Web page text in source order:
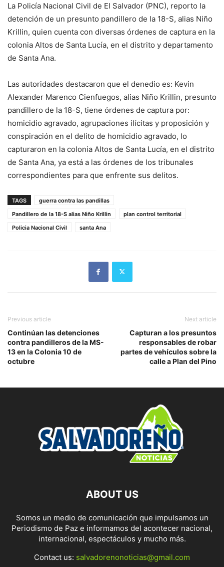
La Policía Nacional Civil de El Salvador (PNC), reporto la
detención de un presunto pandillero de la 18-S, alias Niño
Krillin, quien cuenta con diversas órdenes de captura en la
colonia Altos de Santa Lucía, en el distrito y departamento
de Santa Ana.
Las autoridades destacaron que el denedio es: Kevin
Alexander Marenco Cienfuegos, alias Niño Krillin, presunto
pandillero de la 18-S, tiene órdenes de captura por:
homicidio agravado, agrupaciones ilícitas y proposición y
conspiración en el delito de homicidio agravado, lo
capturaron en la colonia Altos de Santa Lucía, en el distrito
de Santa Ana, ya está a las órdenes de los tribunales
correspondientes para que enfrente sus delitos.
TAGS
guerra contra las pandillas
Pandillero de la 18-S alias Niño Krillin
plan control territorial
Policia Nacional Civil
santa Ana
Previous article
Continúan las detenciones
contra pandilleros de la MS-
13 en la Colonia 10 de
octubre
Next article
Capturan a los presuntos
responsables de robar
partes de vehículos sobre la
calle a Plan del Pino
ABOUT US
Somos un medio de comunicación que impulsamos un
Periodismo de Paz e informamos del acontecer nacional,
internacional, espectáculos y mucho más.
Contact us: salvadorenonoticias@gmail.com